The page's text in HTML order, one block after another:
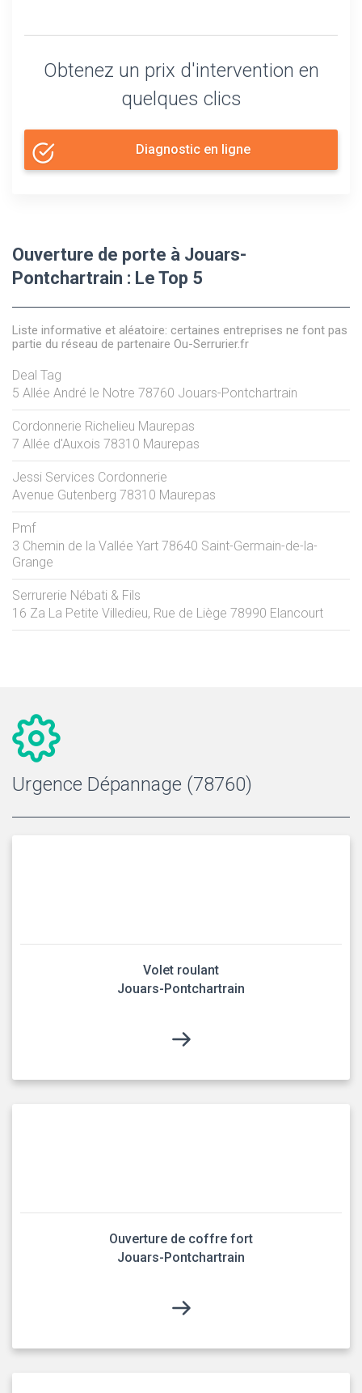
Obtenez un prix d'intervention en
quelques clics
Diagnostic en ligne
Ouverture de porte à Jouars-
Pontchartrain : Le Top 5
Liste informative et aléatoire: certaines entreprises ne font pas
partie du réseau de partenaire Ou-Serrurier.fr
Deal Tag
5 Allée André le Notre 78760 Jouars-Pontchartrain
Cordonnerie Richelieu Maurepas
7 Allée d'Auxois 78310 Maurepas
Jessi Services Cordonnerie
Avenue Gutenberg 78310 Maurepas
Pmf
3 Chemin de la Vallée Yart 78640 Saint-Germain-de-la-
Grange
Serrurerie Nébati & Fils
16 Za La Petite Villedieu, Rue de Liège 78990 Elancourt
Urgence Dépannage (78760)
Volet roulant
Jouars-Pontchartrain
Ouverture de coffre fort
Jouars-Pontchartrain